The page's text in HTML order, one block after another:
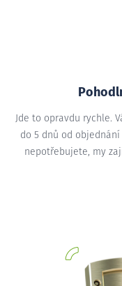
Jde to opravdu rychle.
do 5 dnů od
nepotřebujete, my